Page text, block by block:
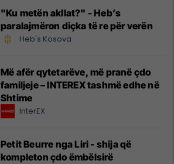
"Ku metën akllat?" - Heb’s
paralajmëron diçka të re për verën
Heb's Kosova
Më afër qytetarëve, më pranë çdo
familjeje – INTEREX tashmë edhe në
Shtime
InterEX
Petit Beurre nga Liri - shija që
kompleton çdo ëmbëlsirë